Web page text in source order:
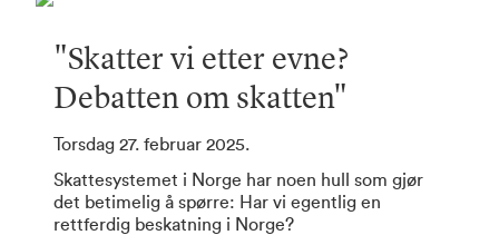
"Skatter vi etter evne?
Debatten om skatten"
Torsdag 27. februar 2025.
Skattesystemet i Norge har noen hull som gjør
det betimelig å spørre: Har vi egentlig en
rettferdig beskatning i Norge?